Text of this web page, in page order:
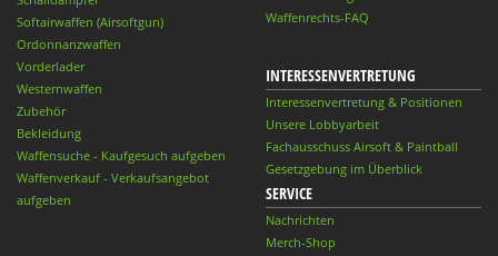
Softairwaffen (Airsoftgun)
Ordonnanzwaffen
Vorderlader
Westernwaffen
Zubehör
Bekleidung
Waffensuche - Kaufgesuch aufgeben
Waffenverkauf - Verkaufsangebot
aufgeben
Waffenrechts-FAQ
INTERESSENVERTRETUNG
Interessenvertretung & Positionen
Unsere Lobbyarbeit
Fachausschuss Airsoft & Paintball
Gesetzgebung im Überblick
SERVICE
Nachrichten
Merch-Shop